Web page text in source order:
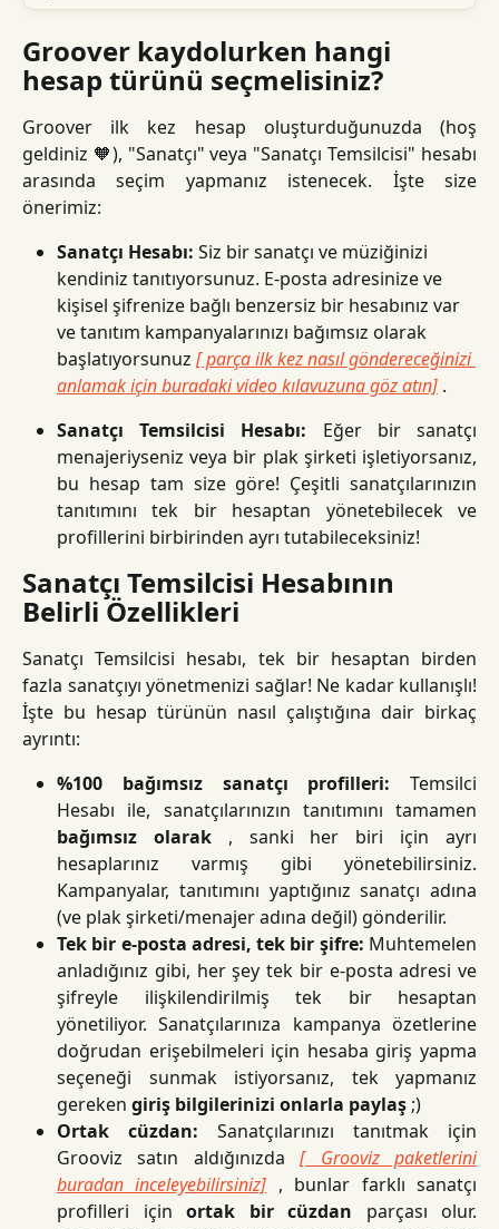
Groover kaydolurken hangi
hesap türünü seçmelisiniz?
Groover ilk kez hesap oluşturduğunuzda (hoş
geldiniz 🧡), "Sanatçı" veya "Sanatçı Temsilcisi" hesabı
arasında seçim yapmanız istenecek. İşte size
önerimiz:
Sanatçı Hesabı: Siz bir sanatçı ve müziğinizi
kendiniz tanıtıyorsunuz. E-posta adresinize ve
kişisel şifrenize bağlı benzersiz bir hesabınız var
ve tanıtım kampanyalarınızı bağımsız olarak
başlatıyorsunuz [ parça ilk kez nasıl göndereceğinizi
anlamak için buradaki video kılavuzuna göz atın] .
Sanatçı Temsilcisi Hesabı: Eğer bir sanatçı
menajeriyseniz veya bir plak şirketi işletiyorsanız,
bu hesap tam size göre! Çeşitli sanatçılarınızın
tanıtımını tek bir hesaptan yönetebilecek ve
profillerini birbirinden ayrı tutabileceksiniz!
Sanatçı Temsilcisi Hesabının
Belirli Özellikleri
Sanatçı Temsilcisi hesabı, tek bir hesaptan birden
fazla sanatçıyı yönetmenizi sağlar! Ne kadar kullanışlı!
İşte bu hesap türünün nasıl çalıştığına dair birkaç
ayrıntı:
%100 bağımsız sanatçı profilleri: Temsilci
Hesabı ile, sanatçılarınızın tanıtımını tamamen
bağımsız olarak, sanki her biri için ayrı
hesaplarınız varmış gibi yönetebilirsiniz.
Kampanyalar, tanıtımını yaptığınız sanatçı adına
(ve plak şirketi/menajer adına değil) gönderilir.
Tek bir e-posta adresi, tek bir şifre: Muhtemelen
anladığınız gibi, her şey tek bir e-posta adresi ve
şifreyle ilişkilendirilmiş tek bir hesaptan
yönetiliyor. Sanatçılarınıza kampanya özetlerine
doğrudan erişebilmeleri için hesaba giriş yapma
seçeneği sunmak istiyorsanız, tek yapmanız
gereken giriş bilgilerinizi onlarla paylaş ;)
Ortak cüzdan: Sanatçılarınızı tanıtmak için
Grooviz satın aldığınızda[ Grooviz paketlerini
buradan inceleyebilirsiniz] , bunlar farklı sanatçı
profilleri için ortak bir cüzdan parçası olur.